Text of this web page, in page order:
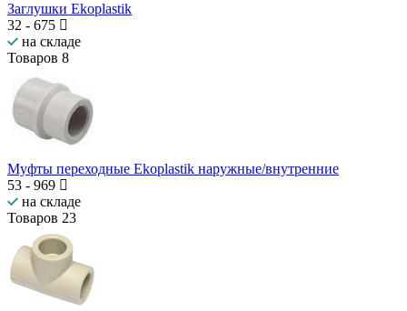
Заглушки Ekoplastik
32 - 675
на складе
Товаров 8
Муфты переходные Ekoplastik наружные/внутренние
53 - 969
на складе
Товаров 23